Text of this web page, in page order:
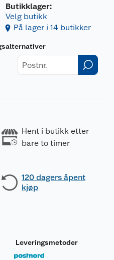
Butikklager:
Velg butikk
På lager i 14 butikker
Hent i butikk etter
bare to timer
120 dagers åpent
kjøp
Leveringsmetoder